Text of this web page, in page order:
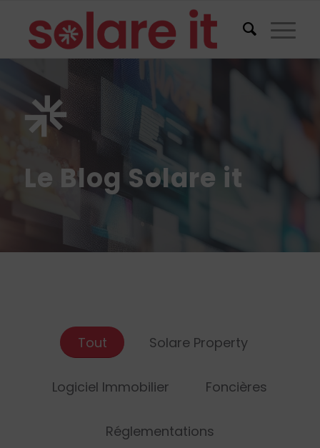
Le Blog Solare it
Tout Solare Property
Logiciel Immobilier Foncières
Réglementations